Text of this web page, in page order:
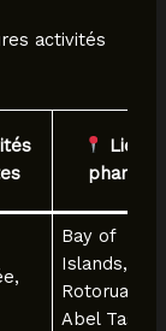
activités
Lieux
phares
Bay of
Islands,
Rotorua,
Abel